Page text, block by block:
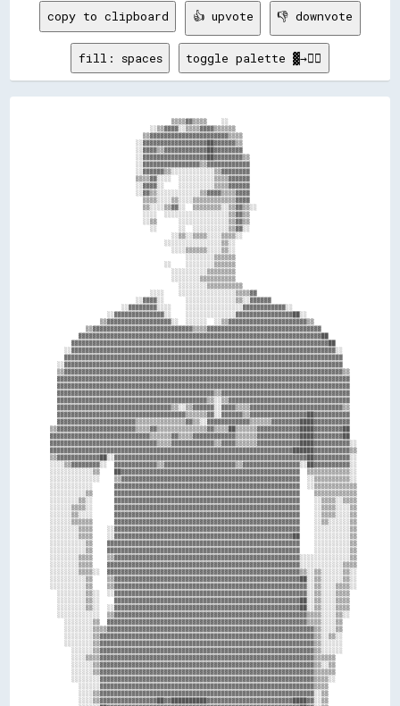
copy to clipboard 👍 upvote 👎 downvote
fill: spaces toggle palette ▓→✊🏽
                                    ▒▒▒▒▓▓▒▒▒▒    ░░
                              ░░▒▒▓▓▓▓░░▒▒▒▒▓▓▓▓▒▒▒▒▒▒
                            ▒▒▓▓▓▓▓▓▓▓▓▓▓▓▓▓▓▓▓▓▓▓▓▓▒▒▒▒
                          ░░▓▓▓▓▓▓▓▓▓▓▓▓▓▓▓▓▓▓██▓▓▓▓▓▓▒▒
                          ░░▓▓▓▓▒▒▓▓▓▓▓▓▓▓▓▓▓▓██▓▓▓▓▓▓▓▓
                          ░░▓▓▓▓▓▓▓▓▓▓▓▓▓▓▓▓▓▓██▓▓▓▓▓▓▓▓▒▒
                          ░░▓▓▓▓▓▓▓▓▓▓▓▓▓▓▓▓▒▒▓▓▓▓▓▓▓▓▓▓▓▓
                          ░░▓▓▓▓▓▓▒▒░░░░░░░░░░░░▒▒▓▓▓▓▓▓▓▓
                          ▒▒▒▒▓▓░░░░  ░░░░░░░░░░▒▒▒▒▓▓▓▓▓▓
                          ░░▓▓▓▓░░    ░░░░░░░░░░▒▒▒▒▓▓▓▓▓▓
                          ░░▓▓▒▒░░░░░░░░░░░░▒▒▓▓▓▓▒▒▒▒▓▓▓▓
                            ▒▒▒▒░░░░▒▒░░░░▒▒▒▒▒▒▒▒▒▒▒▒▓▓▓▓
                            ▒▒░░░░▒▒▓▓░░  ▒▒▒▒▒▒▒▒░░▒▒▓▓▒▒░░
                            ░░░░  ░░░░░░░░░░░░░░░░░░▒▒▓▓▒▒
                            ░░▒▒      ░░░░░░░░░░░░░░▒▒▓▓▒▒
                              ░░      ░░  ░░░░░░░░░░▒▒▓▓░░
                                    ░░▒▒░░▒▒▒▒░░░░▒▒▒▒░░
                                  ░░░░░░░░░░░░░░░░▒▒░░
                                    ░░░░▒▒▒▒▒▒░░░░▒▒░░
                                        ░░░░░░░░▒▒▒▒▒▒
                                  ░░    ░░░░░░░░▒▒▒▒▒▒
                                    ░░░░░░░░░░▒▒▒▒▒▒▒▒
                                    ░░░░░░░░▒▒▒▒▒▒▒▒▒▒
                                      ░░░░░░░░▒▒▒▒▒▒▒▒▒▒
                              ░░░░    ░░░░░░░░░░░░░░░░▒▒▒▒▓▓
                          ░░▓▓▓▓░░      ░░░░░░░░░░░░░░▒▒░░▓▓▓▓▓▓
                      ░░▓▓▓▓▓▓▓▓░░░░    ░░░░░░░░░░░░░░░░▓▓▓▓▓▓▓▓▓▓▓▓░░
                  ░░▓▓▓▓▓▓▓▓▓▓▓▓▓▓░░    ░░░░░░░░░░░░░░▓▓▓▓▓▓▓▓▓▓▓▓▓▓▓▓██░░
                ▒▒▓▓▓▓▓▓▓▓▓▓▓▓▓▓▓▓▓▓░░  ░░░░░░  ░░▒▒▓▓▓▓▓▓▓▓▓▓▓▓▓▓▓▓▓▓▓▓▓▓▒▒
            ▒▒▓▓▓▓▓▓▓▓▓▓▓▓▓▓▓▓▓▓▓▓▓▓▓▓▓▓▓▓▒▒▒▒▓▓▓▓▓▓▓▓▓▓▓▓▓▓▓▓▓▓▓▓▓▓▓▓▓▓▓▓▓▓▓▓
          ▓▓▓▓▓▓▓▓▓▓▓▓▓▓▓▓▓▓▓▓▓▓▓▓▓▓▓▓▓▓▓▓▓▓▓▓▓▓▓▓▓▓▓▓▓▓▓▓▓▓▓▓▓▓▓▓▓▓▓▓▓▓▓▓▓▓▓▓██
        ▓▓▓▓▓▓▓▓▓▓▓▓▓▓▓▓▓▓▓▓▓▓▓▓▓▓▓▓▓▓▓▓▓▓▓▓▓▓▓▓▓▓▓▓▓▓▓▓▓▓▓▓▓▓▓▓▓▓▓▓▓▓▓▓▓▓▓▓▓▓▓▓██
      ░░▓▓▓▓▓▓▓▓▓▓▓▓▓▓▓▓▓▓▓▓▓▓▓▓▓▓▓▓▓▓▓▓▓▓▓▓▓▓▓▓▓▓▓▓▓▓▓▓▓▓▓▓▓▓▓▓▓▓▓▓▓▓▓▓▓▓▓▓▓▓▓▓▓▓░░
      ▓▓▓▓▓▓▓▓▓▓▓▓▓▓▓▓▓▓▓▓▓▓▓▓▓▓▓▓▓▓▓▓▓▓▓▓▓▓▓▓▓▓▓▓▓▓▓▓▓▓▓▓▓▓▓▓▓▓▓▓▓▓▓▓▓▓▓▓▓▓▓▓▓▓▓▓▓▓
    ░░▓▓▓▓▓▓▓▓▓▓▓▓▓▓▓▓▓▓▓▓▓▓▓▓▓▓▓▓▓▓▓▓▓▓▓▓▓▓▓▓▓▓▓▓▓▓▓▓▓▓▓▓▓▓▓▓▓▓▓▓▓▓▓▓▓▓▓▓▓▓▓▓▓▓▓▓▓▓
    ▒▒▓▓▓▓▓▓▓▓▓▓▓▓▓▓▓▓▓▓▓▓▓▓▓▓▓▓▓▓▓▓▓▓▓▓▓▓▓▓▓▓▓▓▓▓▓▓▓▓▓▓▓▓▓▓▓▓▓▓▓▓▓▓▓▓▓▓▓▓▓▓▓▓▓▓▓▓▓▓▒▒
    ▓▓▓▓▓▓▓▓▓▓▓▓▓▓▓▓▓▓▓▓▓▓▓▓▓▓▓▓▓▓▓▓▓▓▓▓▓▓▓▓▓▓▓▓▓▓▓▓▓▓▓▓▓▓▓▓▓▓▓▓▓▓▓▓▓▓▓▓▓▓▓▓▓▓▓▓▓▓▓▓▓▓
    ▓▓▓▓▓▓▓▓▓▓▓▓▓▓▓▓▓▓▓▓▓▓▓▓▓▓▓▓▓▓▓▓▓▓▓▓▓▓▓▓▓▓▓▓▓▓▓▓▓▓▓▓▓▓▓▓▓▓▓▓▓▓▓▓▓▓▓▓▓▓▓▓▓▓▓▓▓▓▓▓▓▓
    ▓▓▓▓▓▓▓▓▓▓▓▓▓▓▓▓▓▓▓▓▓▓▓▓▓▓▓▓▓▓▓▓▓▓▓▓▓▓▓▓▓▓▓▓▒▒▓▓▓▓▓▓▓▓▓▓▓▓▓▓▓▓▓▓▓▓▓▓▓▓▓▓▓▓▓▓▓▓▓▓▓▓
    ▓▓▓▓▓▓▓▓▓▓▓▓▓▓▓▓▓▓▓▓▓▓▓▓▓▓▓▓▓▓▓▓▓▓▓▓▓▓▓▓▓▓▒▒░░▒▒▓▓▓▓▓▓▓▓▓▓▓▓▓▓▓▓▓▓▓▓▓▓▓▓▓▓▓▓▓▓▓▓▓▓
    ▓▓▓▓▓▓▓▓▓▓▓▓▓▓▓▓▓▓▓▓▓▓▓▓▓▓▓▓▓▓▓▓▒▒░░▒▒▓▓▓▓▓▓░░▓▓▓▓▒▒▒▒▓▓▓▓▓▓▓▓▓▓▓▓▓▓▓▓▓▓▓▓▓▓▓▓▓▓▒▒
    ▓▓▓▓▓▓▓▓▓▓▓▓▓▓▓▓▓▓▓▓▓▓▓▓▓▓▓▓▓▓▓▓▓▓▓▓▒▒▒▒▒▒▓▓░░▓▓▓▓▓▓▒▒▓▓▓▓▓▓▓▓▓▓▓▓▓▓▓▓██▓▓▓▓▓▓▓▓▓▓
    ▓▓▓▓▓▓▓▓▓▓▓▓▓▓▓▓▓▓▓▓▓▓▒▒▒▒▒▒▒▒▒▒▒▒▒▒▓▓▒▒░░▓▓▓▓▓▓▓▓▓▓▓▓▒▒▒▒▒▒▓▓▓▓▓▓▓▓████▓▓▓▓▓▓▓▓▓▓
  ▒▒▓▓▓▓▓▓▓▓▓▓▓▓▓▓▓▓▓▓▓▓▓▓▒▒▒▒▓▓▒▒▒▒▒▒▒▒▒▒▒▒▒▒▓▓▒▒▒▒██▒▒▒▒▒▒▓▓▓▓▓▓▓▓▓▓▓▓████▓▓▓▓▓▓▓▓██
  ▓▓▓▓▓▓▓▓▓▓▓▓▓▓▓▓▓▓▓▓▓▓▓▓▓▓▓▓▒▒▒▒▒▒▓▓▒▒▒▒▓▓▓▓▓▓▓▓▓▓▓▓▒▒▒▒▒▒▓▓▓▓▓▓▓▓▓▓▓▓████▓▓▓▓▓▓▓▓██
  ▓▓▓▓▓▓▓▓▓▓▓▓▓▓▓▓▓▓▓▓▓▓▓▓▓▓▓▓▓▓▒▒▒▒▓▓▓▓▓▓▓▓▓▓▓▓▒▒▓▓▓▓▒▒▒▒▒▒▓▓▓▓▓▓▓▓▓▓▓▓████▓▓▓▓▓▓▓▓▓▓░░
  ▓▓▓▓▓▓▓▓▓▓▓▓▓▓▓▓▓▓▓▓▓▓▓▓▓▓▓▓▓▓▓▓▓▓▓▓▓▓▓▓▓▓▓▓▓▓▓▓▓▓▓▓▓▓▓▓▓▓▓▓▓▓▓▓▓▓▓▓██████▓▓▓▓▓▓▓▓▓▓▒▒
  ▒▒▓▓▓▓▓▓▓▓▓▓▓▓██░░▓▓▓▓▓▓▓▓▓▓▓▓▓▓▓▓▓▓▓▓▓▓▓▓▓▓▓▓▓▓▓▓▓▓▓▓▓▓▓▓▓▓▓▓▓▓▓▓▓▓▓▓▓▓██▓▓▓▓▓▓▓▓▓▓░░
  ░░░░▒▒▓▓▓▓▓▓▓▓░░  ▓▓▓▓▓▓▓▓▓▓▓▓▒▒▓▓▓▓▓▓▓▓▓▓▓▓▓▓▓▓▓▓▓▓▒▒▓▓▓▓▓▓▓▓▓▓▓▓▓▓▓▓░░██▓▓▓▓▓▓▓▓▓▓░░
  ░░░░░░░░░░░░▒▒    ██▓▓▓▓▓▓▓▓▓▓▓▓▓▓▓▓▓▓▓▓▓▓▓▓▓▓▓▓▓▓▓▓▓▓▓▓▓▓▓▓▓▓▓▓▓▓▓▓▓▓  ▒▒▒▒▒▒▒▒▒▒▒▒░░
  ░░░░░░░░░░░░░░    ▒▒▓▓▓▓▓▓▓▓▓▓▓▓▓▓▓▓▓▓▓▓▓▓▓▓▓▓▓▓▓▓▓▓▓▓▓▓▓▓▓▓▓▓▓▓▓▓▓▓▓▓  ░░▒▒▒▒▒▒▒▒▒▒░░
  ░░░░░░░░░░░░      ▓▓▓▓▓▓▓▓▓▓▓▓▓▓▓▓▓▓▓▓▓▓▓▓▓▓▓▓▓▓▓▓▓▓▓▓▓▓▓▓▓▓▓▓▓▓▓▓▓▓▓▓  ░░▒▒▒▒▒▒▒▒▒▒▒▒
  ░░░░░░░░░░▒▒      ▓▓▓▓▓▓▓▓▓▓▓▓▓▓▓▓▓▓▓▓▓▓▓▓▓▓▓▓▓▓▓▓▓▓▓▓▓▓▓▓▓▓▓▓▓▓▓▓▓▓▓▓    ▒▒▒▒▒▒▒▒▒▒▒▒
  ░░░░░░░░▒▒░░      ▓▓▓▓▓▓▓▓▓▓▓▓▓▓▓▓▓▓▓▓▓▓▓▓▓▓▓▓▓▓▓▓▓▓▓▓▓▓▓▓▓▓▓▓▓▓▓▓▓▓▓▓    ░░▒▒▒▒░░▒▒▒▒
  ░░░░░░▒▒▒▒░░      ▓▓▓▓▓▓▓▓▓▓▓▓▓▓▓▓▓▓▓▓▓▓▓▓▓▓▓▓▓▓▓▓▓▓▓▓▓▓▓▓▓▓▓▓▓▓▓▓▓▓▓▓    ░░▒▒▒▒░░░░▒▒
  ░░░░░░▒▒░░░░      ▓▓▓▓▓▓▓▓▓▓▓▓▓▓▓▓▓▓▓▓▓▓▓▓▓▓▓▓▓▓▓▓▓▓▓▓▓▓▓▓▓▓▓▓▓▓▓▓▓▓▓▓    ░░▒▒▒▒░░░░▒▒
  ░░░░░░▒▒▒▒▒▒      ▓▓▓▓▓▓▓▓▓▓▓▓▓▓▓▓▓▓▓▓▓▓▓▓▓▓▓▓▓▓▓▓▓▓▓▓▓▓▓▓▓▓▓▓▓▓▓▓▓▓▓▓    ░░▒▒░░░░░░▒▒
  ░░░░░░░░▒▒▒▒    ░░▓▓▓▓▓▓▓▓▓▓▓▓▓▓▓▓▓▓▓▓▓▓▓▓▓▓▓▓▓▓▓▓▓▓▓▓▓▓▓▓▓▓▓▓▓▓▓▓▓▓▓▓    ░░░░░░░░░░▒▒
  ░░░░░░░░▒▒▒▒    ░░▓▓▓▓▓▓▓▓▓▓▓▓▓▓▓▓▓▓▓▓▓▓▓▓▓▓▓▓▓▓▓▓▓▓▓▓▓▓▓▓▓▓▓▓▓▓▓▓▓▓██    ░░░░░░░░░░▒▒
  ░░░░░░░░░░▒▒    ▓▓▓▓▓▓▓▓▓▓▓▓▓▓▓▓▓▓▓▓▓▓▓▓▓▓▓▓▓▓▓▓▓▓▓▓▓▓▓▓▓▓▓▓▓▓▓▓▓▓▓▓▓▓    ░░░░░░░░░░▒▒
  ░░░░░░░░░░▒▒    ▓▓▓▓▓▓▓▓▓▓▓▓▓▓▓▓▓▓▓▓▓▓▓▓▓▓▓▓▓▓▓▓▓▓▓▓▓▓▓▓▓▓▓▓▓▓▓▓▓▓▓▓▓▓    ░░░░░░░░░░▒▒
  ░░░░░░░░▒▒▒▒    ▒▒▓▓▓▓▓▓▓▓▓▓▓▓▓▓▓▓▓▓▓▓▓▓▓▓▓▓▓▓▓▓▓▓▓▓▓▓▓▓▓▓▓▓▓▓▓▓▓▓▓▓▓▓░░░░░░░░░░░░░░▒▒
  ░░░░░░░░▒▒▒▒    ▓▓▓▓▓▓▓▓▓▓▓▓▓▓▓▓▓▓▓▓▓▓▓▓▓▓▓▓▓▓▓▓▓▓▓▓▓▓▓▓▓▓▓▓▓▓▓▓▓▓▓▓▓▓░░░░░░░░░░░░▒▒▒▒
  ░░░░░░░░▒▒▒▒░░  ▓▓▓▓▓▓▓▓▓▓▓▓▓▓▓▓▓▓▓▓▓▓▓▓▓▓▓▓▓▓▓▓▓▓▓▓▓▓▓▓▓▓▓▓▓▓▓▓▓▓▓▓▓▓▒▒░░▒▒░░░░░░▒▒░░
  ░░░░░░░░░░▒▒    ▒▒▓▓▓▓▓▓▓▓▓▓▓▓▓▓▓▓▓▓▓▓▓▓▓▓▓▓▓▓▓▓▓▓▓▓▓▓▓▓▓▓▓▓▓▓▓▓▓▓▓▓▓▓██░░▒▒░░░░░░▒▒░░
  ░░░░░░░░░░▒▒    ▒▒▓▓▓▓▓▓▓▓▓▓▓▓▓▓▓▓▓▓▓▓▓▓▓▓▓▓▓▓▓▓▓▓▓▓▓▓▓▓▓▓▓▓▓▓▓▓▓▓▓▓▓▓▓▓░░▒▒░░░░▒▒▒▒░░
    ░░░░░░░░▒▒░░  ░░▓▓▓▓▓▓▓▓▓▓▓▓▓▓▓▓▓▓▓▓▓▓▓▓▓▓▓▓▓▓▓▓▓▓▓▓▓▓▓▓▓▓▓▓▓▓▓▓▓▓▓▓▓▓░░▒▒░░░░▒▒▒▒
    ░░░░░░░░▒▒░░    ▓▓▓▓▓▓▓▓▓▓▓▓▓▓▓▓▓▓▓▓▓▓▓▓▓▓▓▓▓▓▓▓▓▓▓▓▓▓▓▓▓▓▓▓▓▓▓▓▓▓▓▓██░░▒▒░░░░▒▒▒▒
    ░░░░░░░░▒▒░░  ░░▓▓▓▓▓▓▓▓▓▓▓▓▓▓▓▓▓▓▓▓▓▓▓▓▓▓▓▓▓▓▓▓▓▓▓▓▓▓▓▓▓▓▓▓▓▓▓▓▓▓▓▓██░░▒▒░░░░▒▒▒▒
    ░░░░░░░░░░░░  ▒▒▓▓▓▓▓▓▓▓▓▓▓▓▓▓▓▓▓▓▓▓▓▓▓▓▓▓▓▓▓▓▓▓▓▓▓▓▓▓▓▓▓▓▓▓▓▓▓▓▓▓▓▓▓▓▒▒▒▒░░░░▒▒░░
      ░░░░░░░░▒▒  ▓▓▓▓▓▓▓▓▓▓▓▓▓▓▓▓▓▓▓▓▓▓▓▓▓▓▓▓▓▓▓▓▓▓▓▓▓▓▓▓▓▓▓▓▓▓▓▓▓▓▓▓▓▓▓▓▒▒▒▒░░░░▒▒
      ░░░░░░░░▒▒▒▒▓▓▓▓▓▓▓▓▓▓▓▓▓▓▓▓▓▓▓▓▓▓▓▓▓▓▓▓▓▓▓▓▓▓▓▓▓▓▓▓▓▓▓▓▓▓▓▓▓▓▓▓▓▓▓▓▓▓▒▒░░░░▒▒
      ░░░░░░░░▒▒▓▓▓▓▓▓▓▓▓▓▓▓▓▓▓▓▓▓▓▓▓▓▓▓▓▓▓▓▓▓▓▓▓▓▓▓▓▓▓▓▓▓▓▓▓▓▓▓▓▓▓▓▓▓▓▓▓▓▓▓▒▒░░▒▒░░
      ░░░░░░░░▒▒▓▓▓▓▓▓▓▓▓▓▓▓▓▓▓▓▓▓▓▓▓▓▓▓▓▓▓▓▓▓▓▓▓▓▓▓▓▓▓▓▓▓▓▓▓▓▓▓▓▓▓▓▓▓▓▓▓▓▓▓▒▒░░░░░░
        ░░░░░░▒▒▓▓▓▓▓▓▓▓▓▓▓▓▓▓▓▓▓▓▓▓▓▓▓▓▓▓▓▓▓▓▓▓▓▓▓▓▓▓▓▓▓▓▓▓▓▓▓▓▓▓▓▓▓▓▓▓▓▓▓▓▒▒░░░░░░
        ░░░░▒▒▒▒▓▓▓▓▓▓▓▓▓▓▓▓▓▓▓▓▓▓▓▓▓▓▓▓▓▓▓▓▓▓▓▓▓▓▓▓▓▓▓▓▓▓▓▓▓▓▓▓▓▓▓▓▓▓▓▓▓▓▓▓▒▒▒▒▒▒
        ░░░░░░▒▒▓▓▓▓▓▓▓▓▓▓▓▓▓▓▓▓▓▓▓▓▓▓▓▓▓▓▓▓▓▓▓▓▓▓▓▓▓▓▓▓▓▓▓▓▓▓▓▓▓▓▓▓▓▓▓▓▓▓▓▓▒▒░░▒▒
        ░░░░░░▒▒▓▓▓▓▓▓▓▓▓▓▓▓▓▓▓▓▓▓▓▓▓▓▓▓▓▓▓▓▓▓▓▓▓▓▓▓▓▓▓▓▓▓▓▓▓▓▓▓▓▓▓▓▓▓▓▓▓▓▓▓▒▒▒▒▒▒
        ░░░░░░░░▓▓▓▓▓▓▓▓▓▓▓▓▓▓▓▓▓▓▓▓▓▓▓▓▓▓▓▓▓▓▓▓▓▓▓▓▓▓▓▓▓▓▓▓▓▓▓▓▓▓▓▓▓▓▓▓▓▓▓▓▒▒▒▒░░
          ░░░░░░▓▓▓▓▓▓▓▓▓▓▓▓▓▓▓▓▓▓▓▓▓▓▓▓▓▓▓▓▓▓▓▓▓▓▓▓▓▓▓▓▓▓▓▓▓▓▓▓▓▓▓▓▓▓▓▓▓▓▓▓▒▒▒▒
          ░░░░▒▒▓▓▓▓▓▓▓▓▓▓▓▓▓▓▓▓▓▓▓▓▓▓▓▓▓▓▓▓▓▓▓▓▓▓▓▓▓▓▓▓▓▓▓▓▓▓▓▓▓▓▓▓▓▓▓▓▓▓▓▓░░▒▒
          ░░░░▒▒▓▓▓▓▓▓▓▓▓▓▓▓▓▓▓▓██▓▓██████████▓▓▓▓▓▓▓▓▓▓▓▓▓▓▓▓▓▓▓▓▓▓▓▓████▓▓░░▒▒